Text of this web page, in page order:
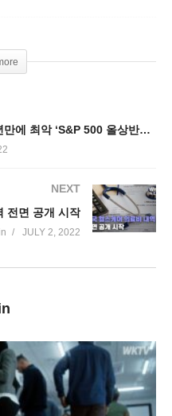
미국 주가폭락 50년만에 최악 ‘S&P 500 올상반기 20% 폭락’
NEXT
전면 공개 시작
JULY 2, 2022